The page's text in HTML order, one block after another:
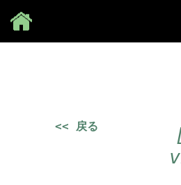
<< 戻る